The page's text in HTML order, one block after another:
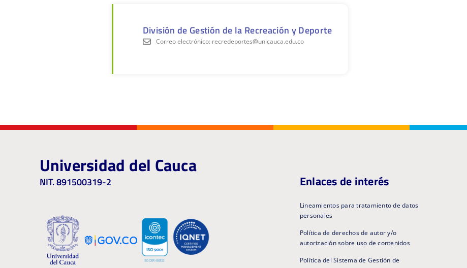
División de Gestión de la Recreación y Deporte
Correo electrónico: recredeportes@unicauca.edu.co
Universidad del Cauca
NIT. 891500319-2 Enlaces de interés
Lineamientos para tratamiento de datos
personales
Política de derechos de autor y/o
autorización sobre uso de contenidos
Política del Sistema de Gestión de